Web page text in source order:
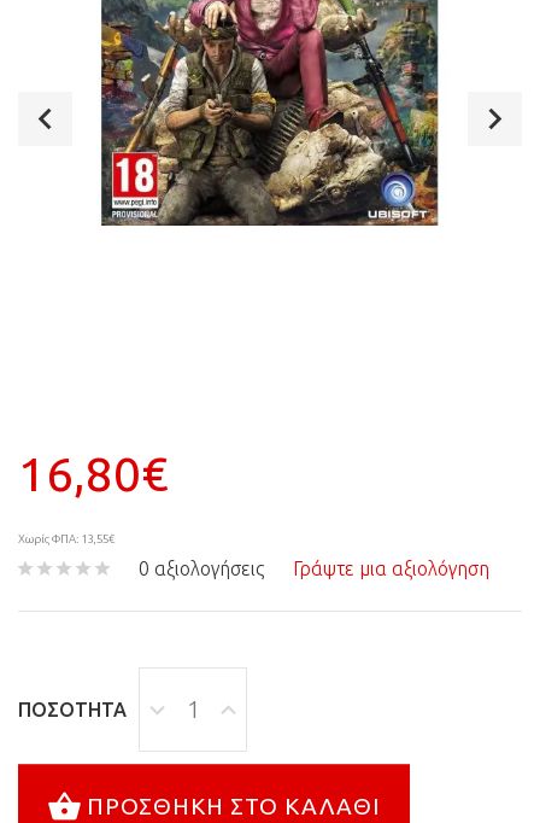
16,80€
Χωρίς ΦΠΑ: 13,55€
0 αξιολογήσεις Γράψτε μια αξιολόγηση
ΠΟΣΌΤΗΤΑ
ΠΡΟΣΘΉΚΗ ΣΤΟ ΚΑΛΆΘΙ